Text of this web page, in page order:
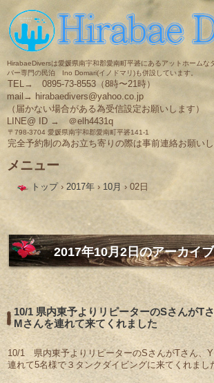
HirabaeDiversは愛媛県南宇和郡愛南町平碆にあるアットホームな
バー専門の民泊 Ino Domari(イノドマリ)も併設しています。
TEL→ 0895-73-8553（8時〜21時）
mail→ hirabaedivers@yahoo.co.jp
（届かない場合がある為受信設定お願いします）
LINE@ ID → ＠elh4431q
〒798-3704 愛媛県南宇和郡愛南町平碆141-1
完全予約制の為お立ち寄りの際は事前連絡お願い
メニュー
へ
ス
キ
ッ
プ
トップ › 2017年 › 10月 › 02日
2017年10月2日のアーカイブ
10/1 県内東予よりリピーターのSさんがT
Mさんを連れて来てくれました
10/1 県内東予よりリピーターのSさんがTさん、
連れて5名様で３タンクダイビングに来てくれまし